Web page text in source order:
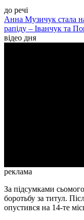
до речі
Анна Музичук стала
рапіду – Іванчук та
відео дня
реклама
За підсумками
боротьбу за титул.
опустився на 14-те